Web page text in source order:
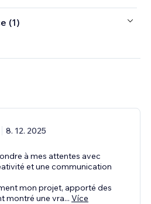
(1)
8. 12. 2025
à mes attentes avec
et une communication
mon projet, apporté des
montré une vra... Více